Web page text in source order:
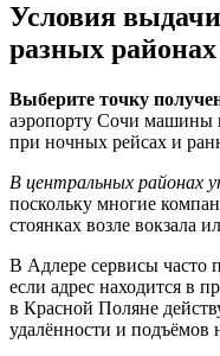
Условия
разных
Выберите точку
аэропорту Сочи машины
при ночных рейсах и
В центральных районах
поскольку многие
стоянках возле вокзала
В Адлере сервисы часто
если адрес находится в
в Красной Поляне
удалённости и подъёмов